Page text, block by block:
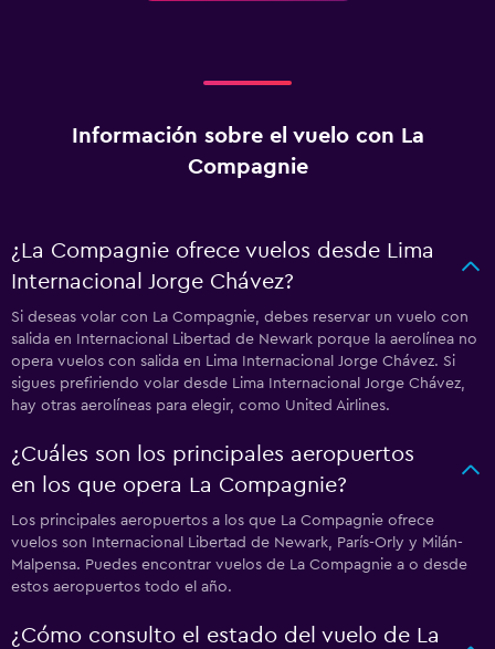
Información sobre el vuelo con La
Compagnie
¿La Compagnie ofrece vuelos desde Lima
Internacional Jorge Chávez?
Si deseas volar con La Compagnie, debes reservar un vuelo con
salida en Internacional Libertad de Newark porque la aerolínea no
opera vuelos con salida en Lima Internacional Jorge Chávez. Si
sigues prefiriendo volar desde Lima Internacional Jorge Chávez,
hay otras aerolíneas para elegir, como United Airlines.
¿Cuáles son los principales aeropuertos
en los que opera La Compagnie?
Los principales aeropuertos a los que La Compagnie ofrece
vuelos son Internacional Libertad de Newark, París-Orly y Milán-
Malpensa. Puedes encontrar vuelos de La Compagnie a o desde
estos aeropuertos todo el año.
¿Cómo consulto el estado del vuelo de La